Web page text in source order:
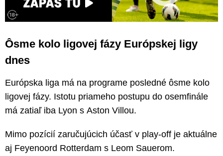
Ôsme kolo ligovej fázy Európskej ligy
dnes
Európska liga má na programe posledné ôsme kolo
ligovej fázy. Istotu priameho postupu do osemfinále
má zatiaľ iba Lyon s Aston Villou.
Mimo pozícií zaručujúcich účasť v play-off je aktuálne
aj Feyenoord Rotterdam s Leom Sauerom.